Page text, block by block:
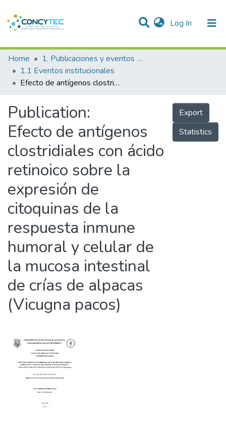
Log In (current)
Communities & Collections
Research Outputs
People
Statistics
Home
1. Publicaciones y eventos institucionales
1.1 Eventos institucionales
Efecto de antígenos clostridiales con ácido retinoico sobre la expresión de citoquinas de la respuesta inmune humoral y celular de la mucosa intestinal de crías de alpacas (Vicugna pacos)
Publication:
Efecto de antígenos
clostridiales con ácido
retinoico sobre la
expresión de
citoquinas de la
respuesta inmune
humoral y celular de
la mucosa intestinal
de crías de alpacas
(Vicugna pacos)
Export
Statistics